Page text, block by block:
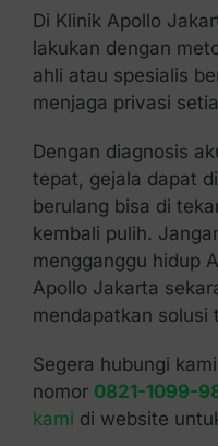
Di Klinik Apollo
lakukan dengan
ahli atau spesialis
menjaga privasi
Dengan diagnosis
tepat, gejala dapat
berulang bisa di
kembali pulih.
mengganggu hidup
Apollo Jakarta
mendapatkan solusi
Segera hubungi
nomor 0821-1099-
kami di website